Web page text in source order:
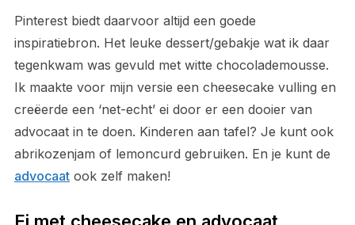
Pinterest biedt daarvoor altijd een goede
inspiratiebron. Het leuke dessert/gebakje wat ik daar
tegenkwam was gevuld met witte chocolademousse.
Ik maakte voor mijn versie een cheesecake vulling en
creëerde een ‘net-echt’ ei door er een dooier van
advocaat in te doen. Kinderen aan tafel? Je kunt ook
abrikozenjam of lemoncurd gebruiken. En je kunt de
advocaatook zelf maken!